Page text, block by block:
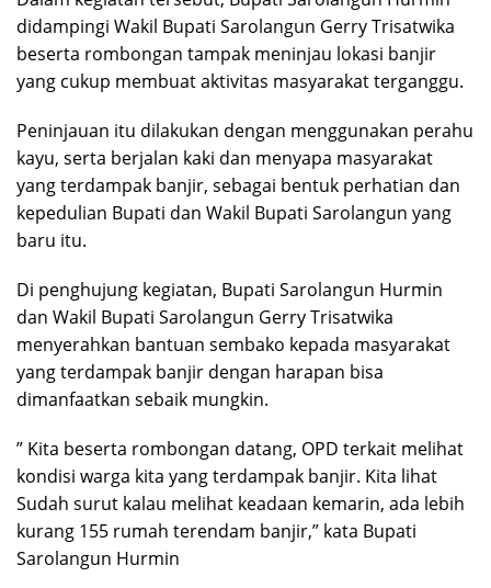
didampingi Wakil Bupati Sarolangun Gerry Trisatwika
beserta rombongan tampak meninjau lokasi banjir
yang cukup membuat aktivitas masyarakat terganggu.
Peninjauan itu dilakukan dengan menggunakan perahu
kayu, serta berjalan kaki dan menyapa masyarakat
yang terdampak banjir, sebagai bentuk perhatian dan
kepedulian Bupati dan Wakil Bupati Sarolangun yang
baru itu.
Di penghujung kegiatan, Bupati Sarolangun Hurmin
dan Wakil Bupati Sarolangun Gerry Trisatwika
menyerahkan bantuan sembako kepada masyarakat
yang terdampak banjir dengan harapan bisa
dimanfaatkan sebaik mungkin.
” Kita beserta rombongan datang, OPD terkait melihat
kondisi warga kita yang terdampak banjir. Kita lihat
Sudah surut kalau melihat keadaan kemarin, ada lebih
kurang 155 rumah terendam banjir,” kata Bupati
Sarolangun Hurmin